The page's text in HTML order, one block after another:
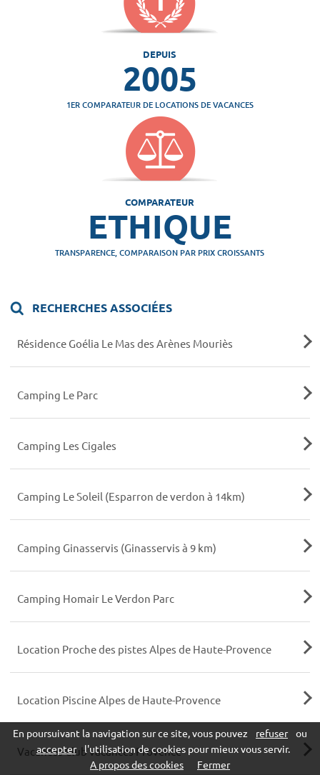
DEPUIS
2005
1ER COMPARATEUR DE LOCATIONS DE VACANCES
COMPARATEUR
ETHIQUE
TRANSPARENCE, COMPARAISON PAR PRIX CROISSANTS
RECHERCHES ASSOCIÉES
Résidence Goélia Le Mas des Arènes Mouriès
Camping Le Parc
Camping Les Cigales
Camping Le Soleil (Esparron de verdon à 14km)
Camping Ginasservis (Ginasservis à 9 km)
Camping Homair Le Verdon Parc
Location Proche des pistes Alpes de Haute-Provence
Location Piscine Alpes de Haute-Provence
Vacances Club vacances Provence
En poursuivant la navigation sur ce site, vous pouvez refuser
ou
accepter l'utilisation de cookies pour mieux vous servir.
A propos des cookies
Fermer